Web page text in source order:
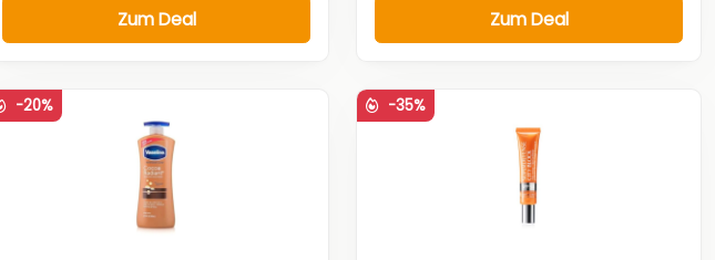
Zum Deal Zum Deal
-20% -35%